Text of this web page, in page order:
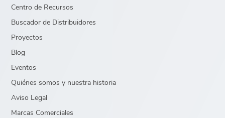
Centro de Recursos
Buscador de Distribuidores
Proyectos
Blog
Eventos
Quiénes somos y nuestra historia
Aviso Legal
Marcas Comerciales